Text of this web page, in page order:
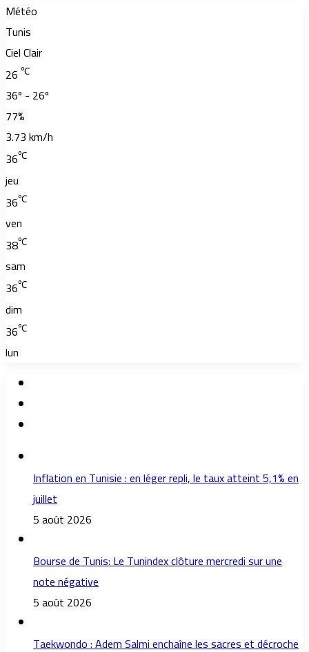
Météo
Tunis
Ciel Clair
26 ℃
36º - 26º
77%
3.73 km/h
36℃
jeu
36℃
ven
38℃
sam
36℃
dim
36℃
lun
Inflation en Tunisie : en léger repli, le taux atteint 5,1% en
juillet
5 août 2026
Bourse de Tunis: Le Tunindex clôture mercredi sur une
note négative
5 août 2026
Taekwondo : Adem Salmi enchaîne les sacres et décroche